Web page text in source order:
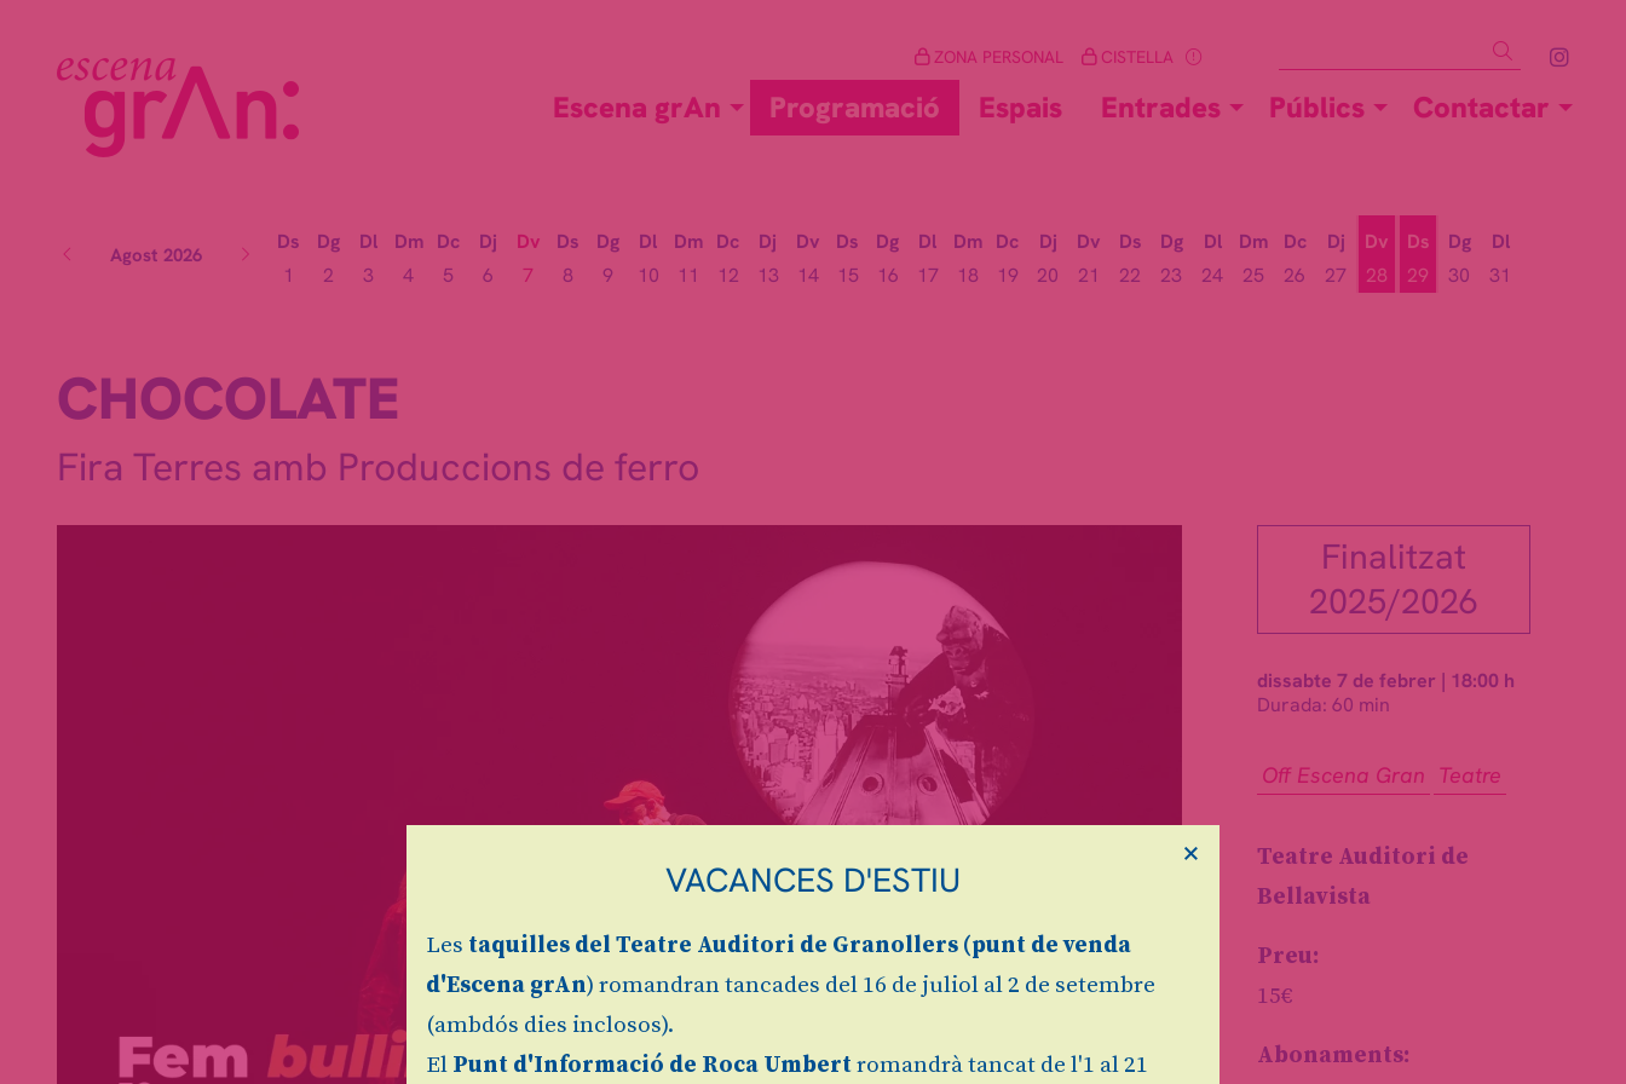
Link
Cercar
ZONA PERSONAL CISTELLA
Escena grAn Programació Espais Entrades Públics Contactar
Agost 2026
Ds
1
Dg
2
Dl
3
Dm
4
Dc
5
Dj
6
Dv
7
Ds
8
Dg
9
Dl
10
Dm
11
Dc
12
Dj
13
Dv
14
Ds
15
Dg
16
Dl
17
Dm
18
Dc
19
Dj
20
Dv
21
Ds
22
Dg
23
Dl
24
Dm
25
Dc
26
Dj
27
Dv
28
Ds
29
Dg
30
Dl
31
CHOCOLATE
Fira Terres amb Produccions de ferro
Finalitzat
2025/2026
dissabte 7 de febrer | 18:00 h
Durada: 60 min
Off Escena Gran Teatre
Teatre Auditori de
Bellavista
Preu:
15€
Abonaments:
VACANCES D'ESTIU
Les taquilles del Teatre Auditori de Granollers (punt de venda
d'Escena grAn) romandran tancades del 16 de juliol al 2 de setembre
(ambdós dies inclosos).
El Punt d'Informació de Roca Umbertromandrà tancat de l'1 al 21
×